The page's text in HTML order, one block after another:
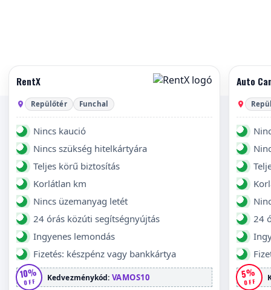
RentX
Repülőtér Funchal
Nincs kaució
Nincs szükség hitelkártyára
Teljes körű biztosítás
Korlátlan km
Nincs üzemanyag letét
24 órás közúti segítségnyújtás
Ingyenes lemondás
Fizetés: készpénz vagy bankkártya
10%
OFF Kedvezménykód: VAMOS10
Auto
24
5%
OFF